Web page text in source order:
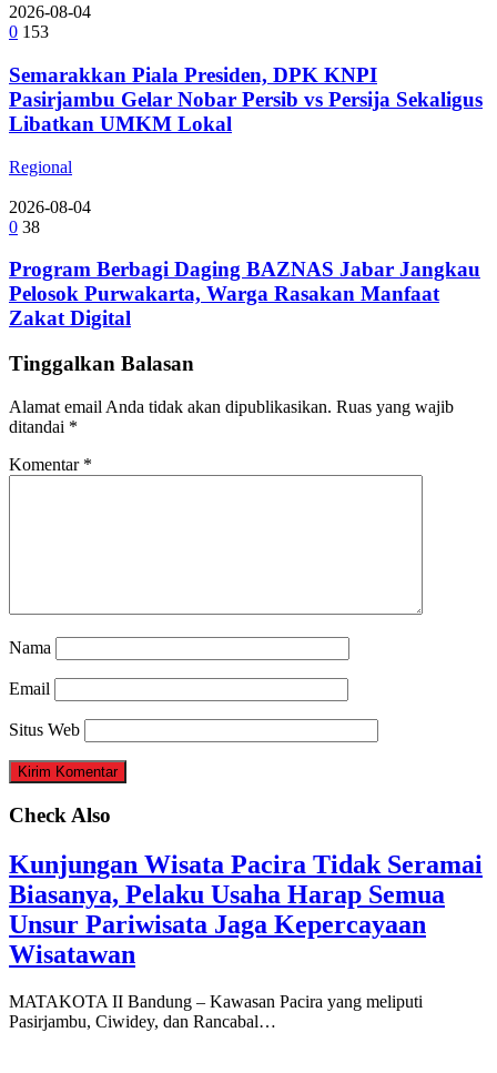
2026-08-04
0 153
Semarakkan Piala Presiden, DPK KNPI
Pasirjambu Gelar Nobar Persib vs Persija Sekaligus
Libatkan UMKM Lokal
Regional
2026-08-04
0 38
Program Berbagi Daging BAZNAS Jabar Jangkau
Pelosok Purwakarta, Warga Rasakan Manfaat
Zakat Digital
Tinggalkan Balasan
Alamat email Anda tidak akan dipublikasikan. Ruas yang wajib
ditandai *
Komentar *
Nama
Email
Situs Web
Check Also
Kunjungan Wisata Pacira Tidak Seramai
Biasanya, Pelaku Usaha Harap Semua
Unsur Pariwisata Jaga Kepercayaan
Wisatawan
MATAKOTA II Bandung – Kawasan Pacira yang meliputi
Pasirjambu, Ciwidey, dan Rancabal…